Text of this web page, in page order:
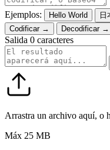
Ejemplos: Hello World 日
Codificar →
Decodificar →
Salida 0 caracteres
Arrastra un archivo aquí, o
Máx 25 MB